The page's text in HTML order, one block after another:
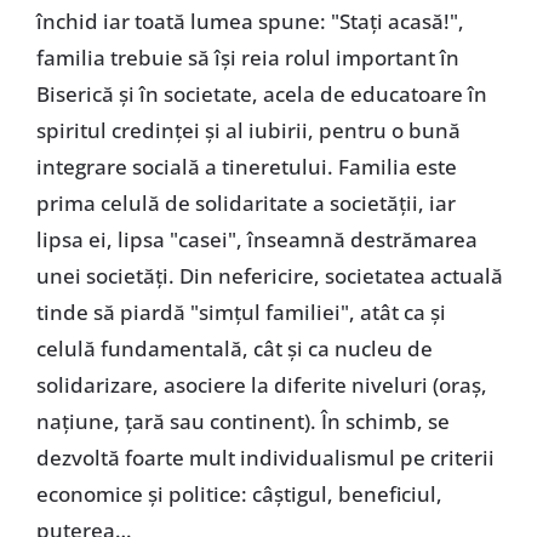
închid iar toată lumea spune: "Stați acasă!",
familia trebuie să își reia rolul important în
Biserică și în societate, acela de educatoare în
spiritul credinței și al iubirii, pentru o bună
integrare socială a tineretului. Familia este
prima celulă de solidaritate a societății, iar
lipsa ei, lipsa "casei", înseamnă destrămarea
unei societăți. Din nefericire, societatea actuală
tinde să piardă "simțul familiei", atât ca și
celulă fundamentală, cât și ca nucleu de
solidarizare, asociere la diferite niveluri (oraș,
națiune, țară sau continent). În schimb, se
dezvoltă foarte mult individualismul pe criterii
economice și politice: câștigul, beneficiul,
puterea…